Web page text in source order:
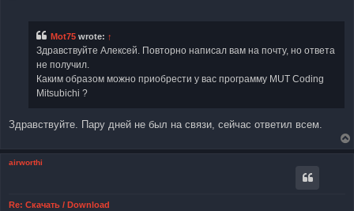
Mot75 wrote: ↑
Здравствуйте Алексей. Повторно написал вам на почту, но ответа
не получил.
Каким образом можно приобрести у вас программу MUT Coding
Mitsubichi ?
Здравствуйте. Пару дней не был на связи, сейчас ответил всем.
airworthi
Re: Скачать / Download